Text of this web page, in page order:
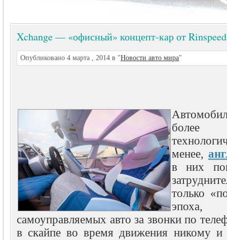
Xchange — «офисный» концепт-кар от Rinspeed
Опубликовано 4 марта , 2014 в "Новости авто мира"
менее,
в них
только
эпоха,
самоуправляемых авто за звонки по
в скайпе во время движения никому и